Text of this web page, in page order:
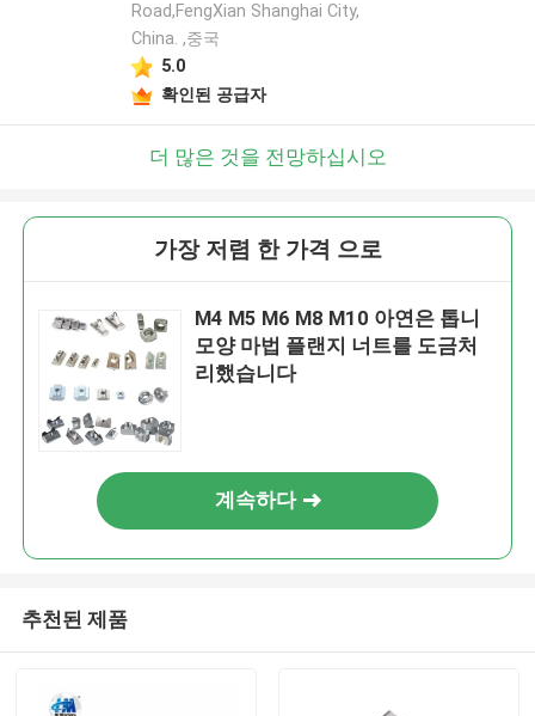
Road,FengXian Shanghai City,
China. ,중국
5.0
확인된 공급자
더 많은 것을 전망하십시오
가장 저렴 한 가격 으로
M4 M5 M6 M8 M10 아연은 톱니
모양 마법 플랜지 너트를 도금처
리했습니다
계속하다
추천된 제품